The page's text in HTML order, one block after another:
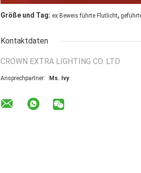
Größe und Tag: ex Beweis führte Flutlicht,
Kontaktdaten
CROWN EXTRA LIGHTING CO. LTD
Ansprechpartner: Ms. Ivy